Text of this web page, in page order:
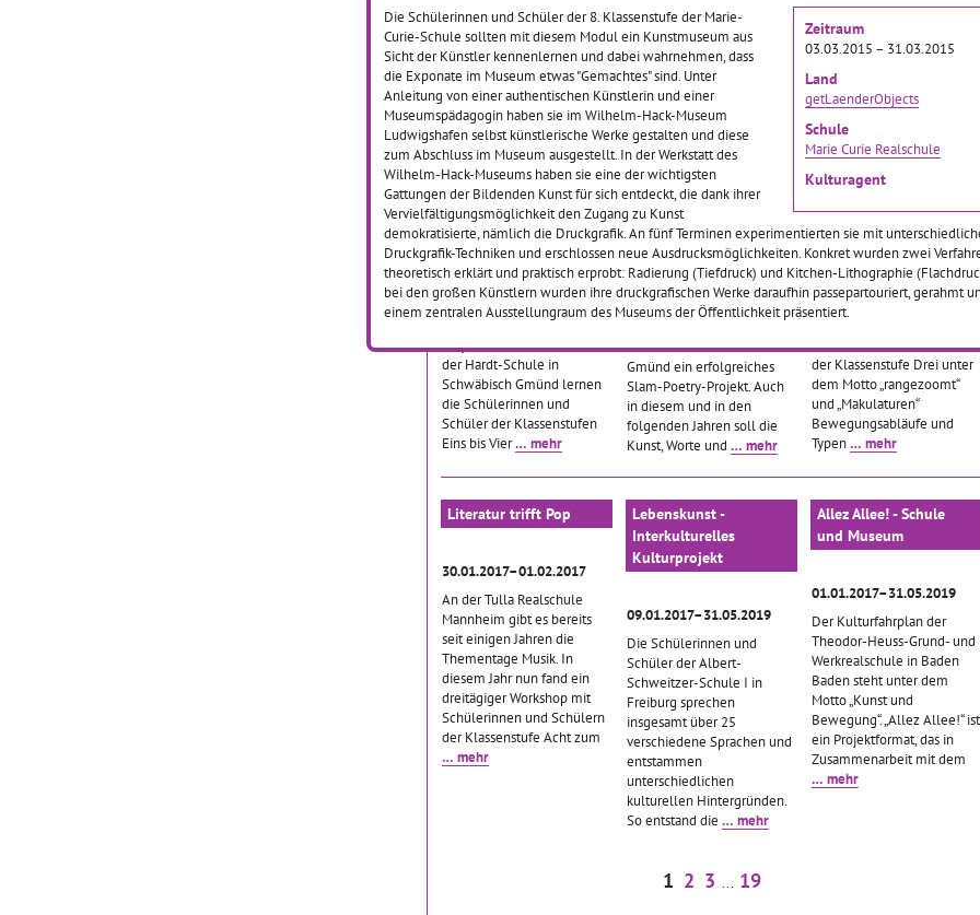
Zeitraum
03.03.2015 – 31.03.2015
Land
getLaenderObjects
Schule
Marie Curie Realschule
Kulturagent
Die Schülerinnen und Schüler der 8. Klassenstufe der Marie-
Curie-Schule sollten mit diesem Modul ein Kunstmuseum aus
Sicht der Künstler kennenlernen und dabei wahrnehmen, dass
die Exponate im Museum etwas "Gemachtes" sind. Unter
Anleitung von einer authentischen Künstlerin und einer
Museumspädagogin haben sie im Wilhelm-Hack-Museum
Ludwigshafen selbst künstlerische Werke gestalten und diese
zum Abschluss im Museum ausgestellt. In der Werkstatt des
Wilhelm-Hack-Museums haben sie eine der wichtigsten
Gattungen der Bildenden Kunst für sich entdeckt, die dank ihrer
Vervielfältigungsmöglichkeit den Zugang zu Kunst
demokratisierte, nämlich die Druckgrafik. An fünf Terminen experimentierten sie mit
Druckgrafik-Techniken und erschlossen neue Ausdrucksmöglichkeiten. Konkret wurden zwei
theoretisch erklärt und praktisch erprobt: Radierung (Tiefdruck) und Kitchen-Lithographie
bei den großen Künstlern wurden ihre druckgrafischen Werke daraufhin passepartouriert, gerahmt
einem zentralen Ausstellungraum des Museums der Öffentlichkeit präsentiert.
müssen, erfuhren die
Schülerinnen und Schüler
der Waldschule in
Mannheim.… mehr
Lichtental kennen, als sie
die gleichnamige
Ausstellung im Alten
Dampfbad besuchte. Prof.
Karl Manfred Rennertz
brachte den… mehr
erfolgreiche Testphase des
mehrjährigen Kulturprojekts
„AiR/S – Artists in
… mehr
Grundschüler als
"Kulturdetektive"
01.02.2017–28.02.2017
Im Rahmen des
mehrjährigen,
fächerübergreifenden
Projekts „Kulturdetektive“ an
der Hardt-Schule in
Schwäbisch Gmünd lernen
die Schülerinnen und
Schüler der Klassenstufen
Eins bis Vier… mehr
Vom Slam-Poetry-
Workshop auf die
Bühne
01.02.2017–28.02.2017
Bereits im Juni 2016 gab es
im Verbund in Schwäbisch
Gmünd ein erfolgreiches
Slam-Poetry-Projekt. Auch
in diesem und in den
folgenden Jahren soll die
Kunst, Worte und … mehr
Künstlerduo -
01.02.2017–28.02.2017
Beim Modul „Künstlerduo“
der Schneeburgschule
Schülerinnen und Schüler
der Klassenstufe Drei unter
dem Motto „rangezoomt“
und „Makulaturen“
Bewegungsabläufe und
Typen… mehr
Literatur trifft Pop
30.01.2017–01.02.2017
An der Tulla Realschule
Mannheim gibt es bereits
seit einigen Jahren die
Thementage Musik. In
diesem Jahr nun fand ein
dreitägiger Workshop mit
Schülerinnen und Schülern
der Klassenstufe Acht zum
… mehr
Lebenskunst -
Interkulturelles
Kulturprojekt
09.01.2017–31.05.2019
Die Schülerinnen und
Schüler der Albert-
Schweitzer-Schule I in
Freiburg sprechen
insgesamt über 25
verschiedene Sprachen und
entstammen
unterschiedlichen
kulturellen Hintergründen.
So entstand die … mehr
Allez Allee! - Schule
und Museum
01.01.2017–31.05.2019
Der Kulturfahrplan der
Theodor-Heuss-Grund- und
Werkrealschule in Baden
Baden steht unter dem
Motto „Kunst und
Bewegung“. „Allez Allee!“ ist
ein Projektformat, das in
Zusammenarbeit mit dem
… mehr
1 2 3 19